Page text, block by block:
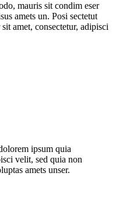
mauris sit condim eser
amets un. Posi sectetut
amet, consectetur, adipisci
ipsum quia
velit, sed quia non
amets unser.